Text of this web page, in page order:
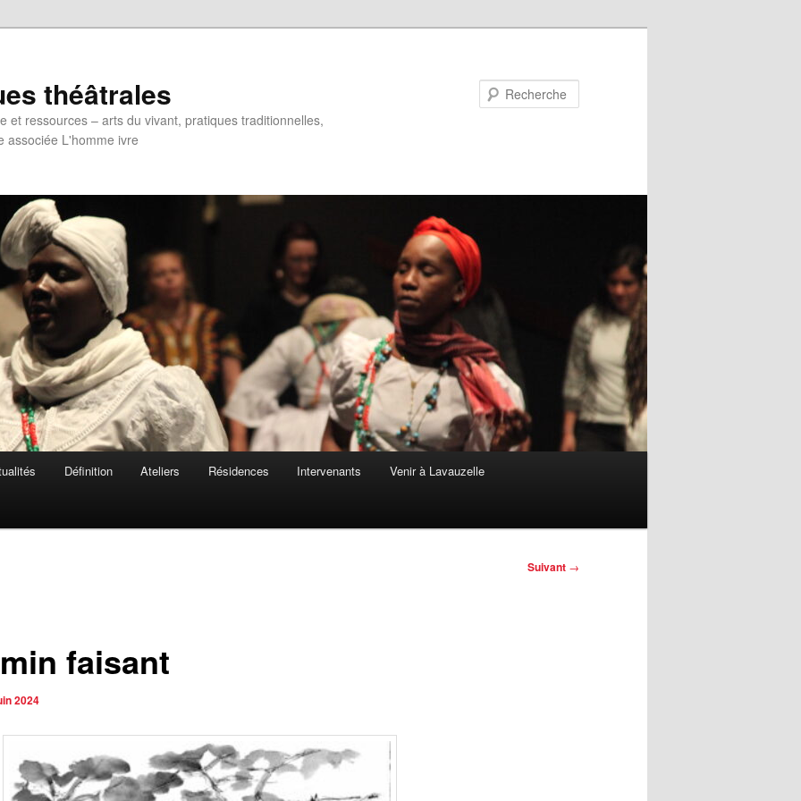
théâtrales
et ressources – arts du vivant, pratiques traditionnelles,
associée L'homme ivre
Définition Ateliers Résidences Intervenants Venir à Lavauzelle
Suivant →
faisant
2024